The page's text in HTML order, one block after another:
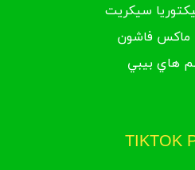
سيكريت
فاشون
هاي بيبي
TIKTOK